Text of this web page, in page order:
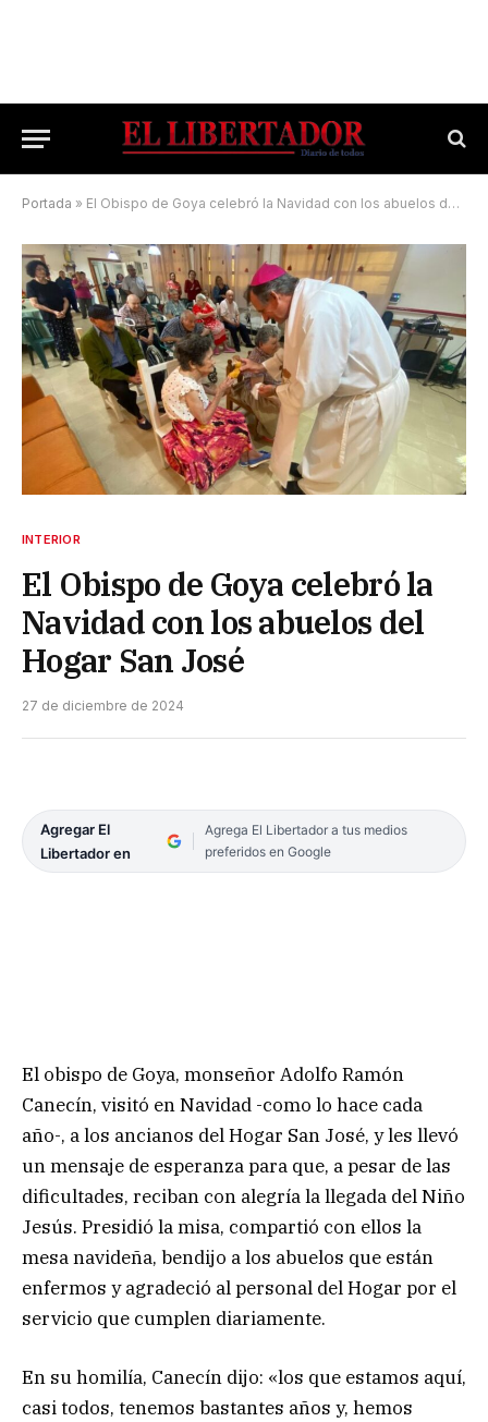
Portada » El Obispo de Goya celebró la Navidad con los abuelos del Hogar San José
INTERIOR
El Obispo de Goya celebró la
Navidad con los abuelos del
Hogar San José
27 de diciembre de 2024
Agregar El
Libertador en
Agrega El Libertador a tus medios
preferidos en Google
El obispo de Goya, monseñor Adolfo Ramón
Canecín, visitó en Navidad -como lo hace cada
año-, a los ancianos del Hogar San José, y les llevó
un mensaje de esperanza para que, a pesar de las
dificultades, reciban con alegría la llegada del Niño
Jesús. Presidió la misa, compartió con ellos la
mesa navideña, bendijo a los abuelos que están
enfermos y agradeció al personal del Hogar por el
servicio que cumplen diariamente.
En su homilía, Canecín dijo: «los que estamos aquí,
casi todos, tenemos bastantes años y, hemos